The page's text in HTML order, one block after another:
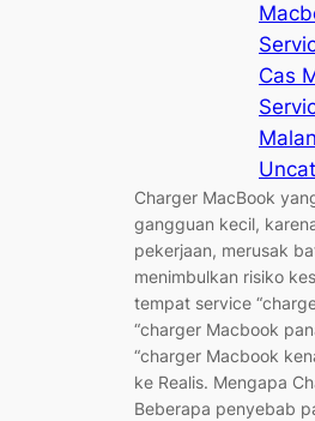
Cas
Charger MacBook
gangguan kecil,
pekerjaan, merusak
menimbulkan risiko
tempat service
“charger Macbook
“charger Macbook
ke Realis. Mengapa
Beberapa penyebab